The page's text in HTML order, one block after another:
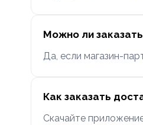
Можно ли
Да, если магазин-
Как заказать
Скачайте